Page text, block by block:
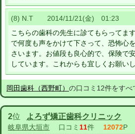
(8) N.T 2014/11/21(金) 01:23
こちらの歯科の先生に診てもらってま
で何度も声をかけて下さって、恐怖心
さいます。お値段も良心的で、保険で
しています。これからも宜しくお願いし
岡田歯科（西野町） の口コミ12件をすべ
2位 よろず矯正歯科クリニック
岐阜県大垣市 口コミ 11件 12072P